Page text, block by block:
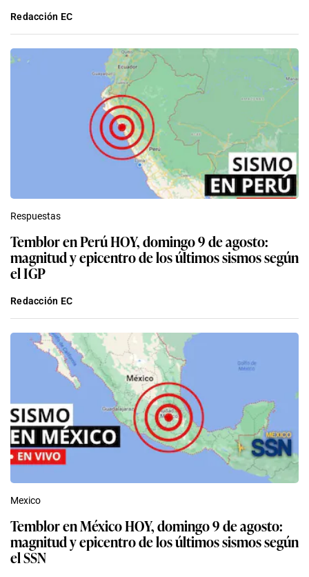
Redacción EC
Respuestas
Temblor en Perú HOY, domingo 9 de agosto:
magnitud y epicentro de los últimos sismos según
el IGP
Redacción EC
Mexico
Temblor en México HOY, domingo 9 de agosto:
magnitud y epicentro de los últimos sismos según
el SSN